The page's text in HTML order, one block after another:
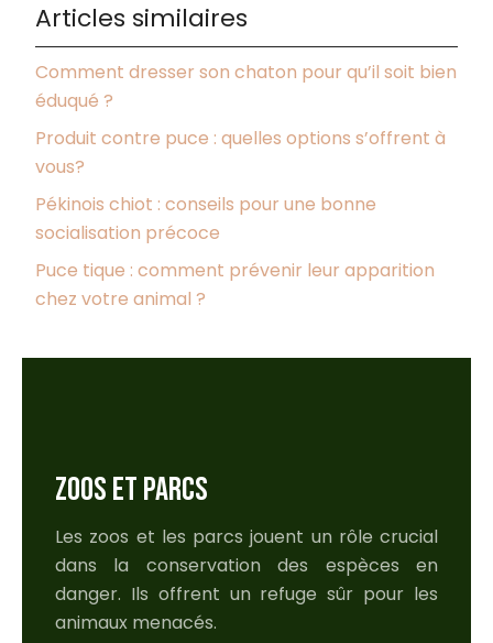
Articles similaires
Comment dresser son chaton pour qu’il soit bien
éduqué ?
Produit contre puce : quelles options s’offrent à
vous?
Pékinois chiot : conseils pour une bonne
socialisation précoce
Puce tique : comment prévenir leur apparition
chez votre animal ?
ZOOS ET PARCS
Les zoos et les parcs jouent un rôle crucial
dans la conservation des espèces en
danger. Ils offrent un refuge sûr pour les
animaux menacés.